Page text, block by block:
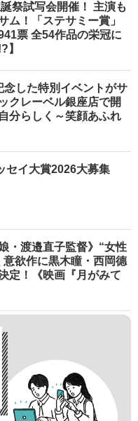
祭試写会開催！ 主演も
ム！「ステサミー賞」
票 全54作品の栄冠に
】
念した特別イベントがサ
クレーベル銀座店で開
分らしく～笑顔あふれ
セイ大賞2026大募集
・渡邉直子監督》“女性
欲作に黒木瞳・西岡德
定！《映画『月がみて